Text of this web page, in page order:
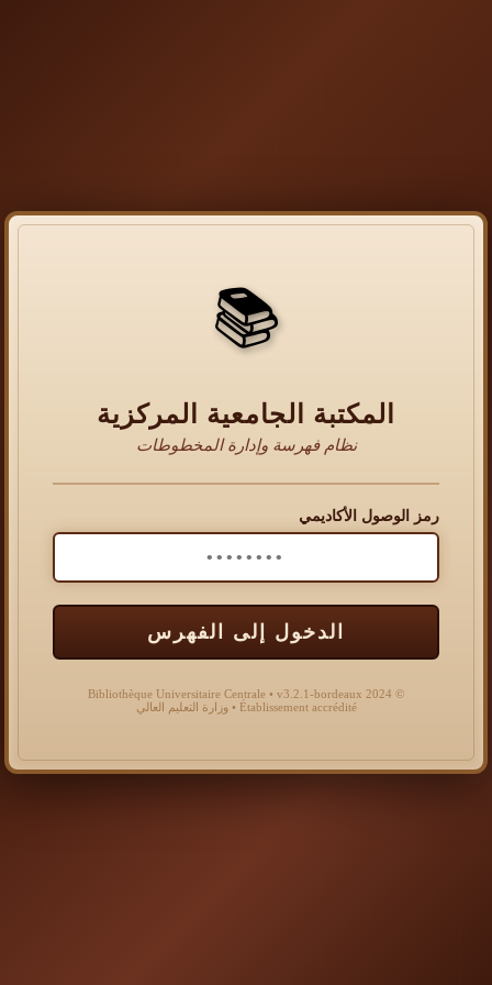
📚
المكتبة الجامعية المركزية
نظام فهرسة وإدارة المخطوطات
رمز الوصول الأكاديمي
الدخول إلى الفهرس
© 2024 Bibliothèque Universitaire Centrale • v3.2.1-bordeaux
Établissement accrédité • وزارة التعليم العالي